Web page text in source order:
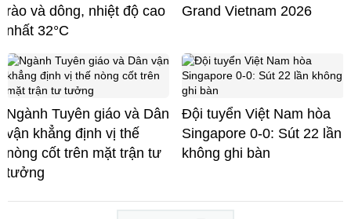
rào và dông, nhiệt độ cao
nhất 32°C
Grand Vietnam 2026
Ngành Tuyên giáo và Dân
vận khẳng định vị thế
nòng cốt trên mặt trận tư
tưởng
Đội tuyển Việt Nam hòa
Singapore 0-0: Sút 22 lần
không ghi bàn